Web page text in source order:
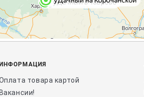
ИНФОРМАЦИЯ
товара картой
Вакансии!